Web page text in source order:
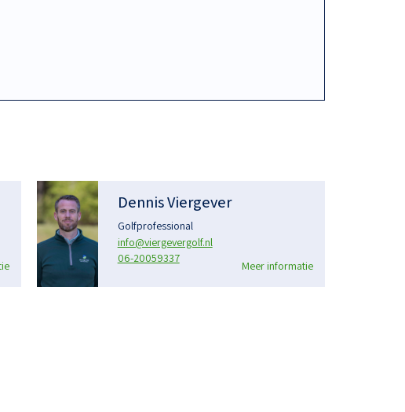
Dennis Viergever
Golfprofessional
info@viergevergolf.nl
06-20059337
Meer informatie